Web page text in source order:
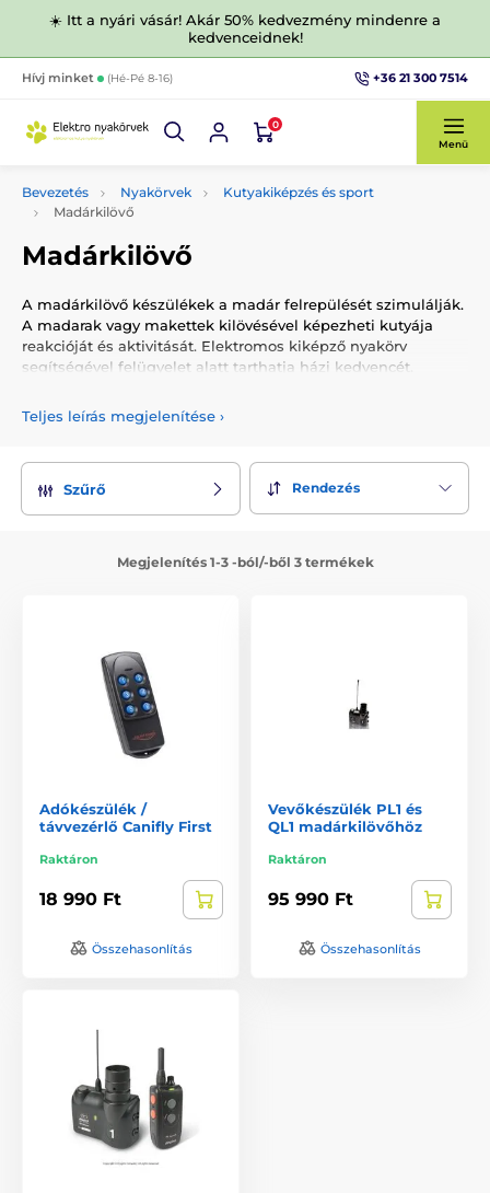
☀️ Itt a nyári vásár! Akár 50% kedvezmény mindenre a
kedvenceidnek!
Hívj minket (Hé-Pé 8-16) +36 21 300 7514
0
Menü
Bevezetés Nyakörvek
Kutyakiképzés és sport
Madárkilövő
Madárkilövő
A madárkilövő készülékek a madár felrepülését szimulálják.
A madarak vagy makettek kilövésével képezheti kutyája
reakcióját és aktivitását. Elektromos kiképző nyakörv
segítségével felügyelet alatt tarthatja házi kedvencét.
irányítható. Az egyik legnagyobb előnye, hogy bárhol és
1. kisebb méretű - galamb vagy fürj, 2. nagyobb méretű -
fácán. A madárkilövő készüléket elrejtheti pl. a fűben vagy
álcázhatja a megfelelő módon. Első lépés a makettek vagy
bebiztosítása. Így már minden készen áll a kiképzésre.
Teljes leírás megjelenítése ›
Szűrő Rendezés
Megjelenítés 1-3 -ból/-ből 3 termékek
Adókészülék /
távvezérlő Canifly First
Raktáron
18 990 Ft
Összehasonlítás
Vevőkészülék PL1 és
QL1 madárkilövőhöz
Raktáron
95 990 Ft
Összehasonlítás